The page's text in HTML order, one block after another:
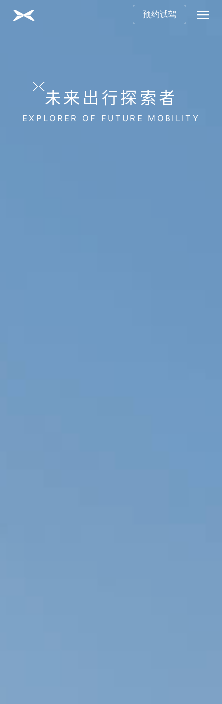
预约试驾
未来出行探索者
EXPLORER OF FUTURE MOBILITY